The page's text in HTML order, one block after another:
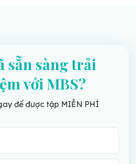
sẵn sàng trải
với MBS?
để được tập MIỄN PHÍ